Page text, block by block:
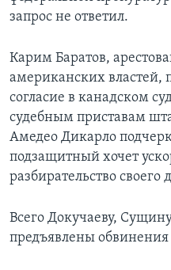
запрос не ответил.
Карим Баратов,
американских властей,
согласие в канадском
судебным приставам
Амедео Дикарло
подзащитный хочет
разбирательство
Всего Докучаеву,
предъявлены